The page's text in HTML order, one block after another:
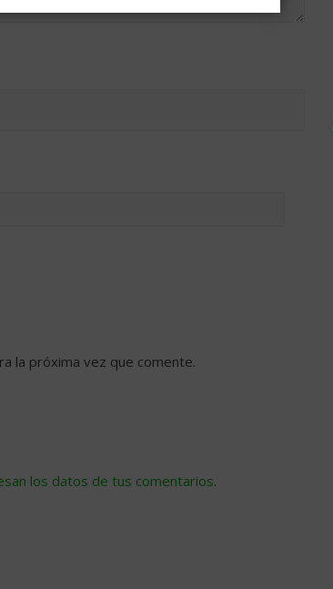
la próxima vez que comente.
los datos de tus comentarios.